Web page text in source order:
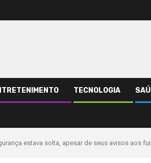
TECNOLOGIA
estava solta, apesar de seus avisos aos